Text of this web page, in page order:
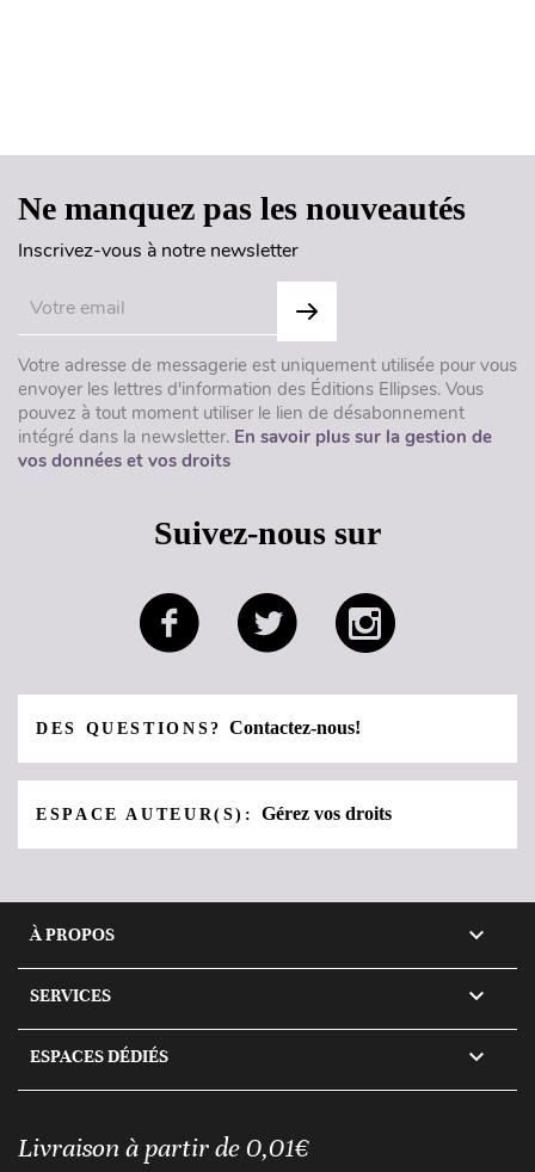
Ne manquez pas les nouveautés
Inscrivez-vous à notre newsletter
Votre adresse de messagerie est uniquement utilisée pour vous
envoyer les lettres d'information des Éditions Ellipses. Vous
pouvez à tout moment utiliser le lien de désabonnement
intégré dans la newsletter. En savoir plus sur la gestion de
vos données et vos droits
Suivez-nous sur
DES QUESTIONS?Contactez-nous!
ESPACE AUTEUR(S):Gérez vos droits
À PROPOS 
SERVICES 
ESPACES DÉDIÉS 
Livraison à partir de 0,01€